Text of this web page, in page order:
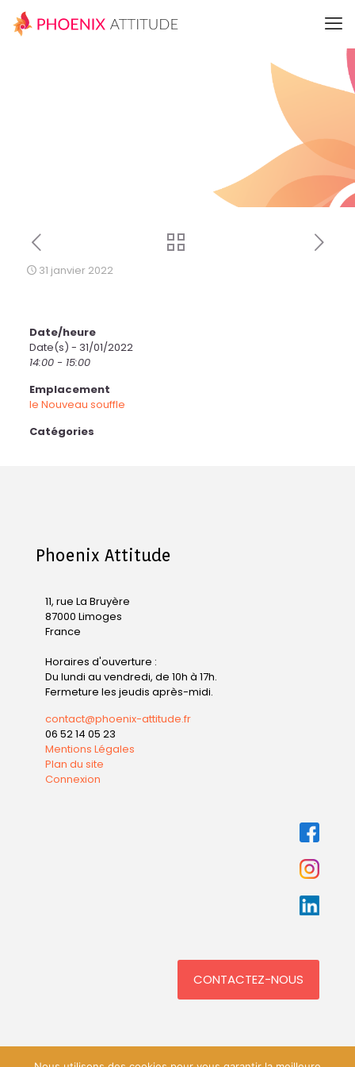
31 janvier 2022
Date/heure
Date(s) - 31/01/2022
14:00 - 15:00
Emplacement
le Nouveau souffle
Catégories
Phoenix Attitude
11, rue La Bruyère
87000 Limoges
France
Horaires d'ouverture :
Du lundi au vendredi, de 10h à 17h.
Fermeture les jeudis après-midi.
contact@phoenix-attitude.fr
06 52 14 05 23
Mentions Légales
Plan du site
Connexion
CONTACTEZ-NOUS